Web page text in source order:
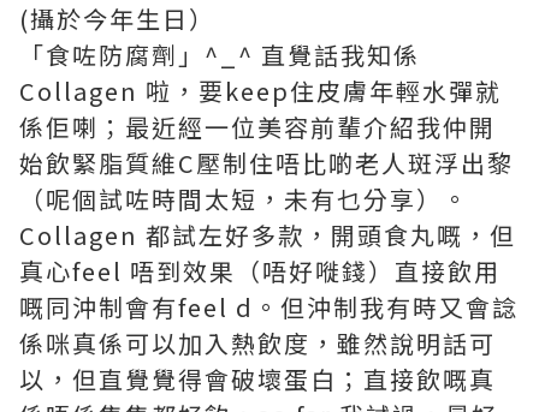
(攝於今年生日）
「食咗防腐劑」^_^ 直覺話我知係
Collagen 啦，要keep住皮膚年輕水彈就
係佢喇；最近經一位美容前輩介紹我仲開
始飲緊脂質維C壓制住唔比啲老人斑浮出黎
（呢個試咗時間太短，未有乜分享）。
Collagen 都試左好多款，開頭食丸嘅，但
真心feel 唔到效果（唔好嘥錢）直接飲用
嘅同沖制會有feel d。但沖制我有時又會諗
係咪真係可以加入熱飲度，雖然說明話可
以，但直覺覺得會破壞蛋白；直接飲嘅真